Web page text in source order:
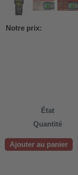
WDH-AP1212
et WDH-626L
Notre prix:
État
Quantité
Ajouter au panier